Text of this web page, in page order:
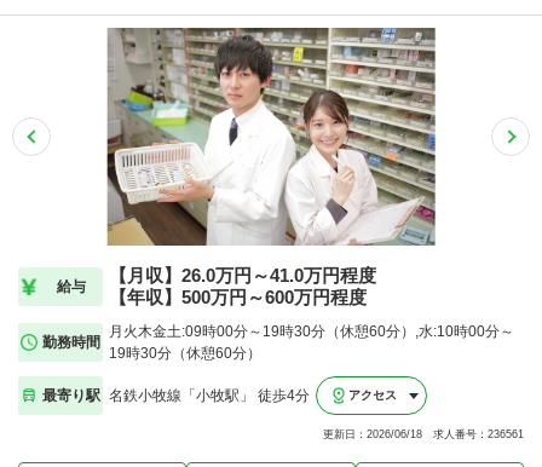
給与
【月収】26.0万円～41.0万円程度
【年収】500万円～600万円程度
勤務時間
月火木金土:09時00分～19時30分（休憩60分）,水:10時00分～
19時30分（休憩60分）
最寄り駅 名鉄小牧線「小牧駅」 徒歩4分 アクセス
更新日：2026/06/18 求人番号：236561